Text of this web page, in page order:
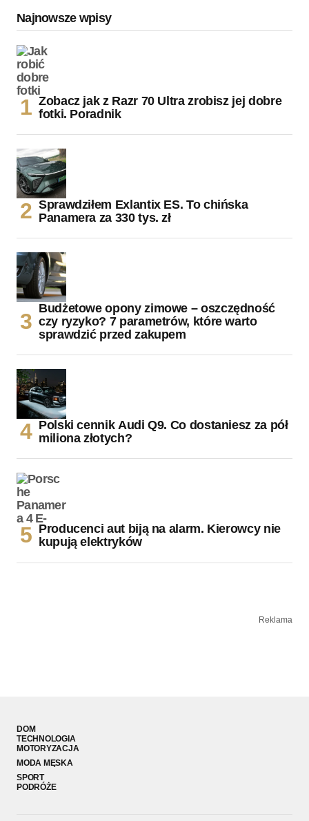
Najnowsze wpisy
Zobacz jak z Razr 70 Ultra zrobisz jej dobre
fotki. Poradnik
Sprawdziłem Exlantix ES. To chińska
Panamera za 330 tys. zł
Budżetowe opony zimowe – oszczędność
czy ryzyko? 7 parametrów, które warto
sprawdzić przed zakupem
Polski cennik Audi Q9. Co dostaniesz za pół
miliona złotych?
Producenci aut biją na alarm. Kierowcy nie
kupują elektryków
Reklama
DOM
TECHNOLOGIA
MOTORYZACJA
MODA MĘSKA
SPORT
PODRÓŻE